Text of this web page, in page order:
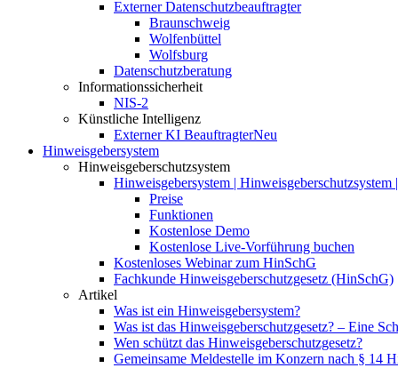
Externer Datenschutzbeauftragter
Braunschweig
Wolfenbüttel
Wolfsburg
Datenschutzberatung
Informationssicherheit
NIS-2
Künstliche Intelligenz
Externer KI BeauftragterNeu
Hinweisgebersystem
Hinweisgeberschutzsystem
Hinweisgebersystem | Hinweisgeberschutzsystem
Preise
Funktionen
Kostenlose Demo
Kostenlose Live-Vorführung buchen
Kostenloses Webinar zum HinSchG
Fachkunde Hinweisgeberschutzgesetz (HinSchG)
Artikel
Was ist ein Hinweisgebersystem?
Was ist das Hinweisgeberschutzgesetz? – Eine
Wen schützt das Hinweisgeberschutzgesetz?
Gemeinsame Meldestelle im Konzern nach § 14